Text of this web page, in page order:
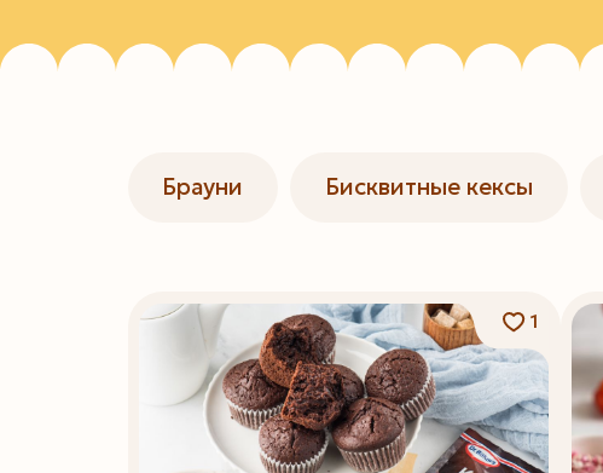
Брауни Бисквитные кексы
1